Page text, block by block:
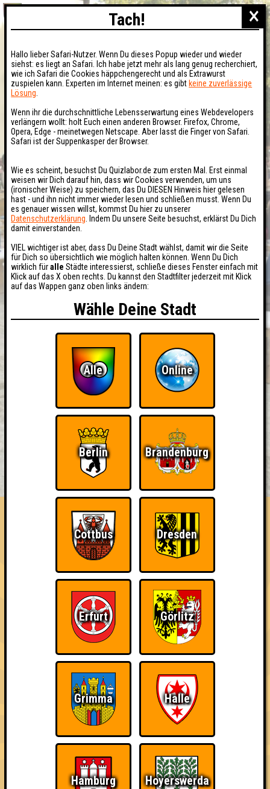
HIGHSCORE RESERVIERUNG
FAQ ÜBER UNS
Dichte(r)viertel 2.0
Errungenschaften
Kleiner Hinweis: bei uns sind Teams, die in einem Stechen
verlieren, trotzdem auf dem 1. Platz - den haben sie sich
schließlich verdient! Entsprechend gibt es für diese auch
Errungenschaften für den 1. Platz.
The Last of Us
Schon wieder zum
Wiederzehn macht
×
Tach!
Hallo lieber Safari-Nutzer. Wenn Du dieses Popup wieder und wieder
siehst: es liegt an Safari. Ich habe jetzt mehr als lang genug recherchiert,
wie ich Safari die Cookies häppchengerecht und als Extrawurst
zuspielen kann. Experten im Internet meinen: es gibt keine zuverlässige
Lösung
Wenn ihr die durchschnittliche Lebensserwartung eines Webdevelopers
verlängern wollt: holt Euch einen anderen Browser. Firefox, Chrome,
Opera, Edge - meinetwegen Netscape. Aber lasst die Finger von Safari.
Safari ist der Suppenkasper der Browser.
Wie es scheint, besuchst Du Quizlabor.de zum ersten Mal. Erst einmal
weisen wir Dich darauf hin, dass wir Cookies verwenden, um uns
(ironischer Weise) zu speichern, das Du DIESEN Hinweis hier gelesen
hast - und ihn nicht immer wieder lesen und schließen musst. Wenn Du
es genauer wissen willst, kommst Du hier zu unserer
Datenschutzerklärung . Indem Du unsere Seite besuchst, erklärst Du Dich
damit einverstanden.
VIEL wichtiger ist aber, dass Du Deine Stadt wählst, damit wir die Seite
für Dich so übersichtlich wie möglich halten können. Wenn Du Dich
wirklich füralle Städte interessierst, schließe dieses Fenster einfach mit
Klick auf das X oben rechts. Du kannst den Stadtfilter jederzeit mit Klick
auf das Wappen ganz oben links ändern:
Wähle Deine Stadt
Alle Online
Berlin Brandenburg
Cottbus Dresden
Erfurt Görlitz
Grimma Halle
Hamburg Hoyerswerda